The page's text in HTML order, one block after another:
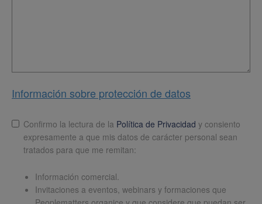
Información sobre protección de datos
LopdConfirmo la lectura de la Política de Privacidad y consiento
expresamente a que mis datos de carácter personal sean
tratados para que me remitan:
Información comercial.
Invitaciones a eventos, webinars y formaciones que